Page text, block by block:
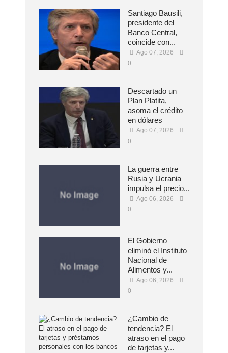
Santiago Bausili,
presidente del
Banco Central,
coincide con...
Ago 07, 2026
0
Descartado un
Plan Platita,
asoma el crédito
en dólares
Ago 07, 2026
0
La guerra entre
Rusia y Ucrania
impulsa el precio...
Ago 06, 2026
0
El Gobierno
eliminó el Instituto
Nacional de
Alimentos y...
Ago 06, 2026
0
¿Cambio de
tendencia? El
atraso en el pago
de tarjetas y...